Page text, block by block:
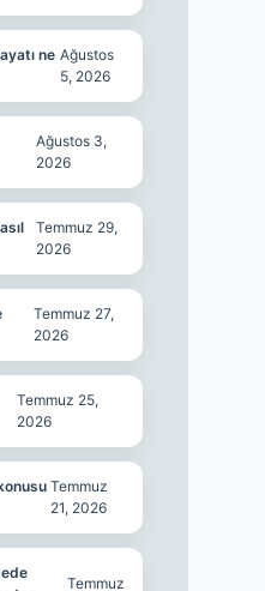
ne Ağustos
5, 2026
Ağustos 3,
2026
Temmuz 29,
2026
Temmuz 27,
2026
Temmuz 25,
2026
Temmuz
21, 2026
Temmuz